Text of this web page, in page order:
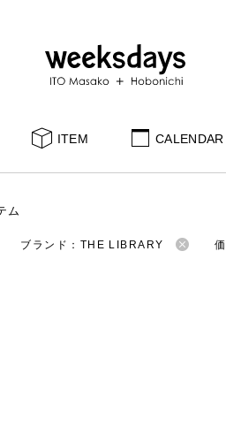
ITEM CALENDAR
ム
ブランド：THE LIBRARY